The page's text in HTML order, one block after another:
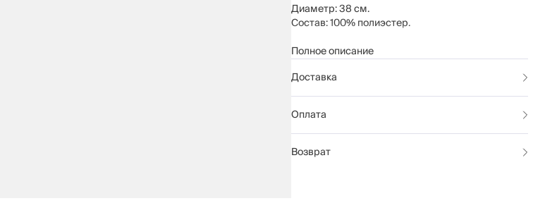
Диаметр: 38 см.
Состав: 100% полиэстер.
Рекомендуется протирать мягкой влажной
Полное описание
Доставка
Оплата
Возврат